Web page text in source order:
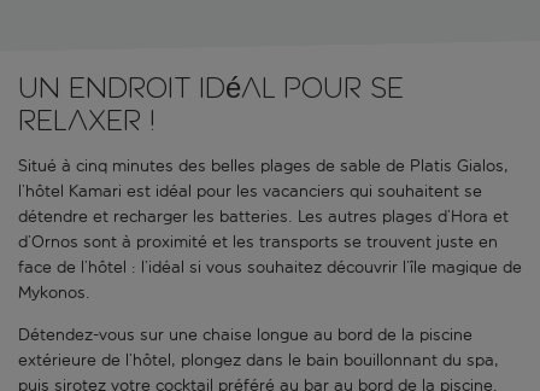
Un endroit idéal pour se
relaxer !
Situé à cinq minutes des belles plages de sable de Platis Gialos,
l’hôtel Kamari est idéal pour les vacanciers qui souhaitent se
détendre et recharger les batteries. Les autres plages d’Hora et
d’Ornos sont à proximité et les transports se trouvent juste en
face de l’hôtel : l’idéal si vous souhaitez découvrir l’île magique de
Mykonos.
Détendez-vous sur une chaise longue au bord de la piscine
extérieure de l’hôtel, plongez dans le bain bouillonnant du spa,
puis sirotez votre cocktail préféré au bar au bord de la piscine.